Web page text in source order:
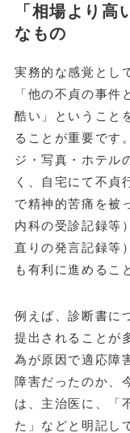
「相場より
なもの
実務的な感覚とし
「他の不貞の事
酷い」ということ
ることが重要です
ジ・写真・ホテル
く、自宅にて不貞
で精神的苦痛を被
内科の受診記録等
直りの発言記録等
も有利に進めるこ
例えば、診断書に
提出されることが
為が原因で適応障
障害だったのか、
は、主治医に、「
た」などと明記し